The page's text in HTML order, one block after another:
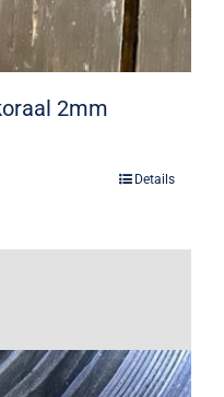
2mm
Details